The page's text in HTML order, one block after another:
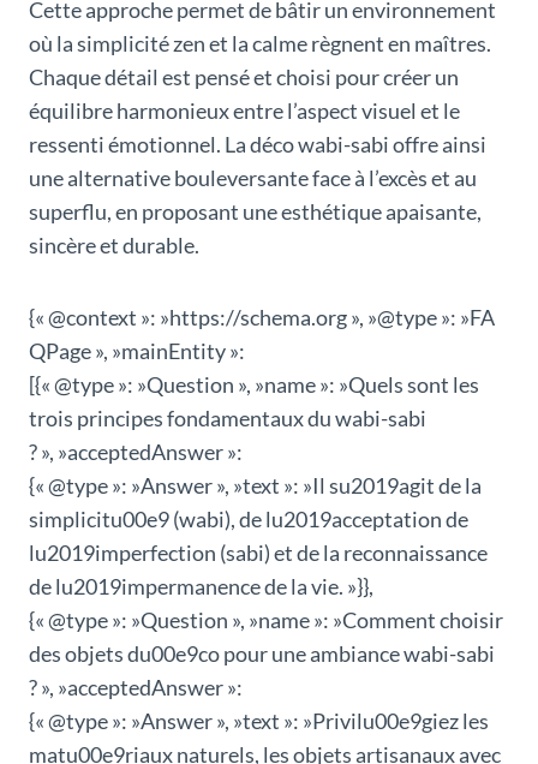
Cette approche permet de bâtir un environnement
où la simplicité zen et la calme règnent en maîtres.
Chaque détail est pensé et choisi pour créer un
équilibre harmonieux entre l’aspect visuel et le
ressenti émotionnel. La déco wabi-sabi offre ainsi
une alternative bouleversante face à l’excès et au
superflu, en proposant une esthétique apaisante,
sincère et durable.
{« @context »: »https://schema.org », »@type »: »FA
QPage », »mainEntity »:
[{« @type »: »Question », »name »: »Quels sont les
trois principes fondamentaux du wabi-sabi
? », »acceptedAnswer »:
{« @type »: »Answer », »text »: »Il su2019agit de la
simplicitu00e9 (wabi), de lu2019acceptation de
lu2019imperfection (sabi) et de la reconnaissance
de lu2019impermanence de la vie. »}},
{« @type »: »Question », »name »: »Comment choisir
des objets du00e9co pour une ambiance wabi-sabi
? », »acceptedAnswer »:
{« @type »: »Answer », »text »: »Privilu00e9giez les
matu00e9riaux naturels, les objets artisanaux avec